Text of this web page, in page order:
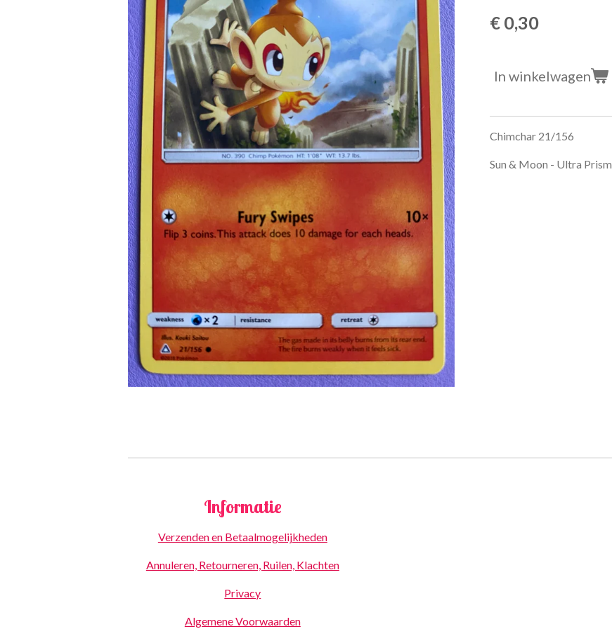
€ 0,30
In winkelwagen
Chimchar 21/156
Sun & Moon - Ultra Prism
Informatie
Verzenden en Betaalmogelijkheden
Annuleren, Retourneren, Ruilen, Klachten
Privacy
Algemene Voorwaarden